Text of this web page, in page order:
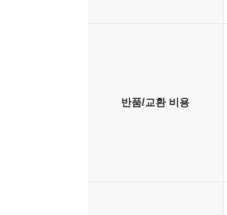
반품/교환 비용